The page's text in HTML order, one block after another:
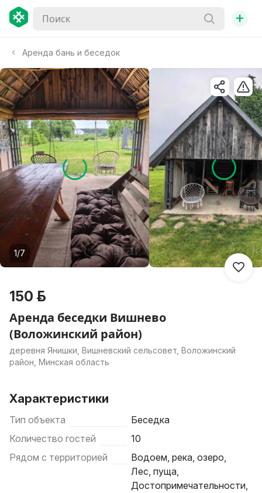
+
Аренда бань и беседок
1/7
150 р.
Аренда беседки Вишнево
(Воложинский район)
деревня Янишки, Вишневский сельсовет, Воложинский
район, Минская область
Характеристики
Тип объекта
Беседка
Количество гостей
10
Рядом с территорией
Водоем, река, озеро,
Лес, пуща,
Достопримечательности,